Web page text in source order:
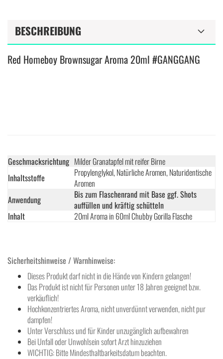
BESCHREIBUNG
Red Homeboy Brownsugar Aroma 20ml #GANGGANG
Geschmacksrichtung Milder Granatapfel mit reifer Birne
Inhaltsstoffe
Propylenglykol, Natürliche Aromen, Naturidentische
Aromen
Anwendung
Bis zum Flaschenrand mit Base ggf. Shots
auffüllen und kräftig schütteln
Inhalt
20ml Aroma in 60ml Chubby Gorilla Flasche
Sicherheitshinweise / Warnhinweise:
Dieses Produkt darf nicht in die Hände von Kindern gelangen!
Das Produkt ist nicht für Personen unter 18 Jahren geeignet bzw.
verkäuflich!
Hochkonzentriertes Aroma, nicht unverdünnt verwenden, nicht pur
dampfen!
Unter Verschluss und für Kinder unzugänglich aufbewahren
Bei Unfall oder Unwohlsein sofort Arzt hinzuziehen
WICHTIG: Bitte Mindesthaltbarkeitsdatum beachten.